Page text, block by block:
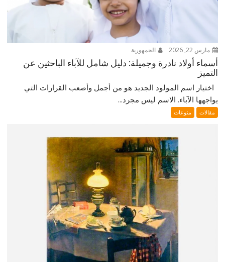
مارس 22, 2026 الجمهورية
أسماء أولاد نادرة وجميلة: دليل شامل للآباء الباحثين عن
التميز
اختيار اسم المولود الجديد هو من أجمل وأصعب القرارات التي
يواجهها الآباء. الاسم ليس مجرد...
مقالات منوعات